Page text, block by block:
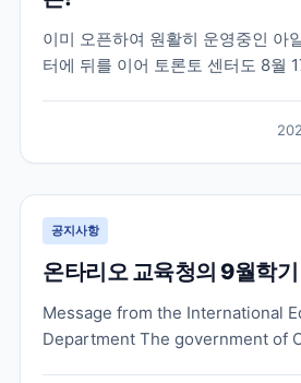
이미 오픈하여 원활히 운영중인 아
터에 뒤를 이어 토론토 센터도 8월
Vancouver has been running in-
sinc...
공지사항
온타리오 교육청의 9월학
Message from the International
Department The government of